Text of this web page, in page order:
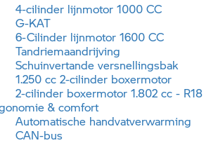
4-cilinder lijnmotor 1000 CC
G-KAT
6-Cilinder lijnmotor 1600 CC
Tandriemaandrijving
Schuinvertande versnellingsbak
1.250 cc 2-cilinder boxermotor
2-cilinder boxermotor 1.802 cc - R18
& comfort
Automatische handvatverwarming
CAN-bus